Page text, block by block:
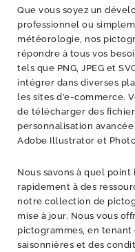
Que vous soyez un
professionnel ou
météorologie, nos
répondre à tous vos
tels que PNG, JPEG et
intégrer dans diverses
les sites d’e-commerce.
de télécharger des
personnalisation
Adobe Illustrator et
Nous savons à quel point
rapidement à des
notre collection de
mise à jour. Nous vous
pictogrammes, en
saisonnières et des